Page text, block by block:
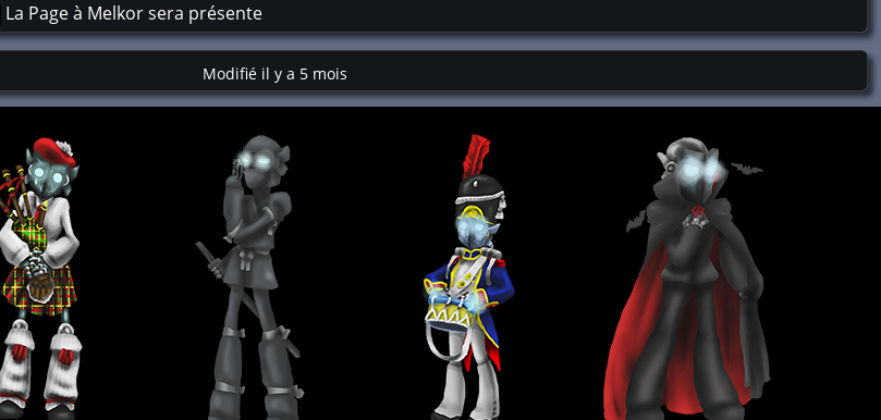
La Page à Melkor sera présente
Modifié il y a 5 mois